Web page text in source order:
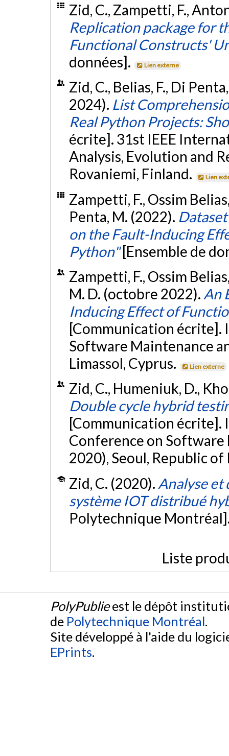
Zid, C., Zampetti, F.,
Replication package for
Functional Constructs'
données].
Lien externe
Zid, C., Belias, F., Di
2024). List
Real Python Projects:
écrite]. 31st IEEE
Analysis, Evolution and
Rovaniemi, Finland.
Lien
Zampetti, F., Ossim
Penta, M. (2022).
on the Fault-Inducing
Python" [Ensemble de
Zampetti, F., Ossim
M. D. (octobre 2022). An
Inducing Effect of
[Communication écrite].
Software Maintenance
Limassol, Cyprus.
Lien externe
Zid, C., Humeniuk, D.,
Double cycle hybrid
[Communication écrite].
Conference on
2020), Seoul, Republic
Zid, C. (2020). Analyse et
système IOT distribué
Polytechnique
Liste
PolyPublieest le dépôt
de Polytechnique Montréal.
Site développé à l'aide du
EPrints.